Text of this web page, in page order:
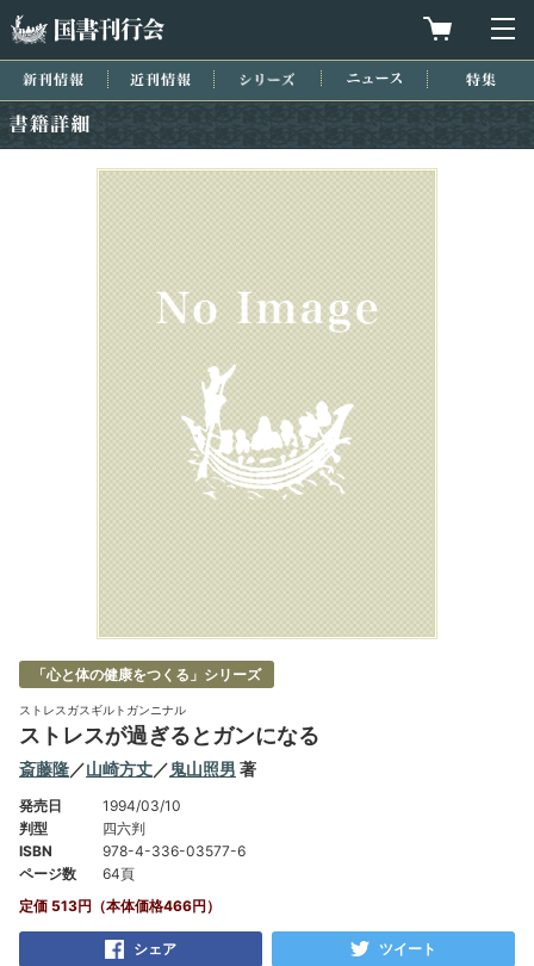
買物カゴを
新刊情報 近刊情報 シリーズ ニュース
「心と体の健康をつくる」シリーズ
ストレスガスギルトガンニナル
ストレスが過ぎるとガンになる
斎藤隆／山崎方丈／鬼山照男 著
発売日
1994/03/10
判型
四六判
ISBN
978-4-336-03577-6
ページ数
64頁
定価 513円（本体価格466円）
シェア ツイート